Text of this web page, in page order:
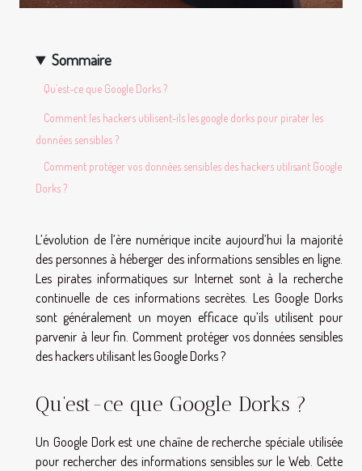
Sommaire
Qu’est-ce que Google Dorks ?
Comment les hackers utilisent-ils les google dorks pour pirater les
données sensibles ?
Comment protéger vos données sensibles des hackers utilisant Google
Dorks ?
L’évolution de l’ère numérique incite aujourd’hui la majorité
des personnes à héberger des informations sensibles en ligne.
Les pirates informatiques sur Internet sont à la recherche
continuelle de ces informations secrètes. Les Google Dorks
sont généralement un moyen efficace qu’ils utilisent pour
parvenir à leur fin. Comment protéger vos données sensibles
des hackers utilisant les Google Dorks ?
Qu’est-ce que Google Dorks ?
Un Google Dork est une chaîne de recherche spéciale utilisée
pour rechercher des informations sensibles sur le Web. Cette